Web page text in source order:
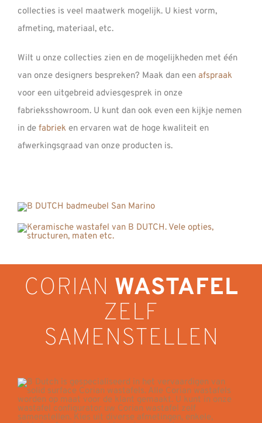
collecties is veel maatwerk mogelijk. U kiest vorm,
afmeting, materiaal, etc.
Wilt u onze collecties zien en de mogelijkheden met één
van onze designers bespreken? Maak dan een afspraak
voor een uitgebreid adviesgesprek in onze
fabrieksshowroom. U kunt dan ook even een kijkje nemen
in de fabrieken ervaren wat de hoge kwaliteit en
afwerkingsgraad van onze producten is.
CORIAN WASTAFEL
ZELF
SAMENSTELLEN